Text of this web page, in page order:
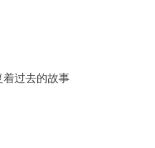
过去的故事